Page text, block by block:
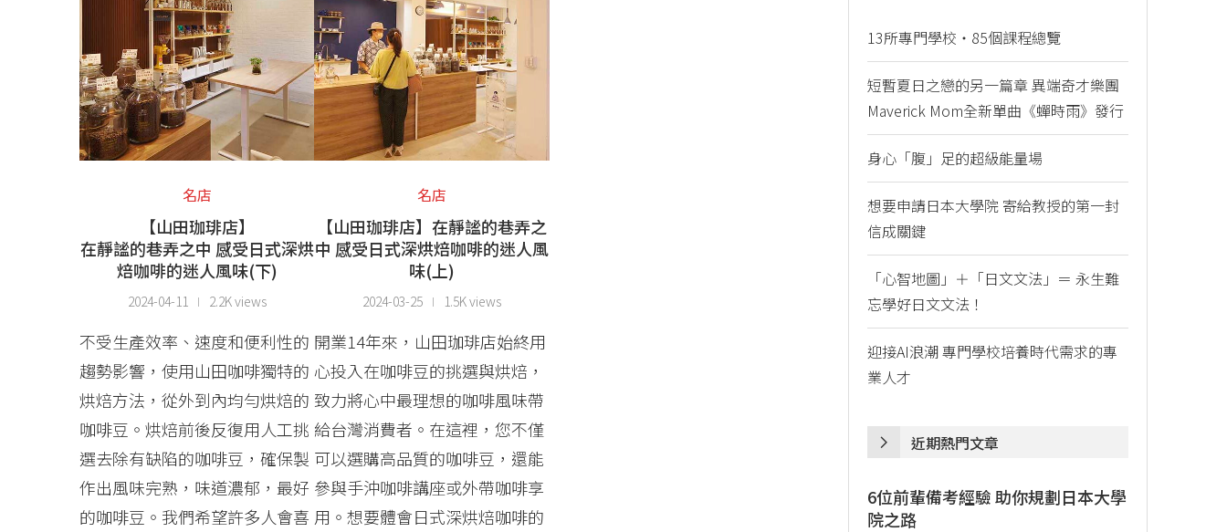
名店
【山田珈琲店】
在靜謐的巷弄之中 感受日式深烘
焙咖啡的迷人風味(下)
2024-04-11 2.2K views
不受生產效率、速度和便利性的
趨勢影響，使用山田咖啡獨特的
烘焙方法，從外到內均勻烘焙的
咖啡豆。烘焙前後反復用人工挑
選去除有缺陷的咖啡豆，確保製
作出風味完熟，味道濃郁，最好
的咖啡豆。我們希望許多人會喜
名店
【山田珈琲店】在靜謐的巷弄之
中 感受日式深烘焙咖啡的迷人風
味(上)
2024-03-25 1.5K views
開業14年來，山田珈琲店始終用
心投入在咖啡豆的挑選與烘焙，
致力將心中最理想的咖啡風味帶
給台灣消費者。在這裡，您不僅
可以選購高品質的咖啡豆，還能
參與手沖咖啡講座或外帶咖啡享
用。想要體會日式深烘焙咖啡的
13所專門學校・85個課程總覽
短暫夏日之戀的另一篇章 異端奇才樂團
Maverick Mom全新單曲《蟬時雨》發行
身心「腹」足的超級能量場
想要申請日本大學院 寄給教授的第一封
信成關鍵
「心智地圖」＋「日文文法」＝ 永生難
忘學好日文文法！
迎接AI浪潮 專門學校培養時代需求的專
業人才
近期熱門文章
6位前輩備考經驗 助你規劃日本大學
院之路